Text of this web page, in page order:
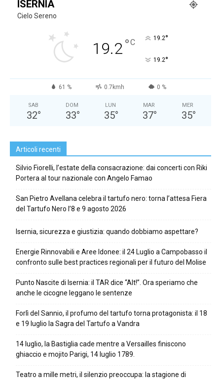
ISERNIA
Cielo Sereno
19.2°C 19.2°
19.2°
61 % 0.7kmh 0 %
SAB
32°
DOM
33°
LUN
35°
MAR
37°
MER
35°
Articoli recenti
Silvio Fiorelli, l’estate della consacrazione: dai concerti con Riki
Portera al tour nazionale con Angelo Famao
San Pietro Avellana celebra il tartufo nero: torna l’attesa Fiera
del Tartufo Nero l’8 e 9 agosto 2026
Isernia, sicurezza e giustizia: quando dobbiamo aspettare?
Energie Rinnovabili e Aree Idonee: il 24 Luglio a Campobasso il
confronto sulle best practices regionali per il futuro del Molise
Punto Nascite di Isernia: il TAR dice “Alt!”. Ora speriamo che
anche le cicogne leggano le sentenze
Forlì del Sannio, il profumo del tartufo torna protagonista: il 18
e 19 luglio la Sagra del Tartufo a Vandra
14 luglio, la Bastiglia cade mentre a Versailles finiscono
ghiaccio e mojito Parigi, 14 luglio 1789.
Teatro a mille metri, il silenzio preoccupa: la stagione di